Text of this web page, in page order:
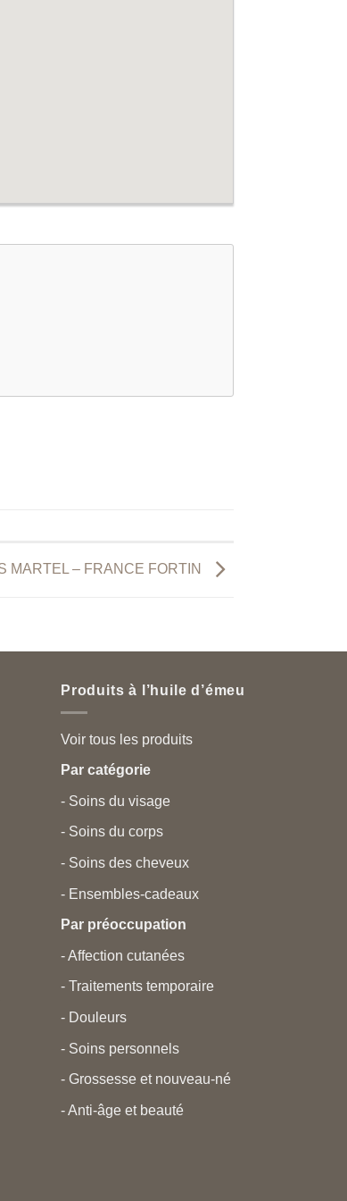
MARTEL – FRANCE FORTIN
Produits à l’huile d’émeu
Voir tous les produits
Par catégorie
- Soins du visage
- Soins du corps
- Soins des cheveux
- Ensembles-cadeaux
Par préoccupation
- Affection cutanées
- Traitements temporaire
- Douleurs
- Soins personnels
- Grossesse et nouveau-né
- Anti-âge et beauté